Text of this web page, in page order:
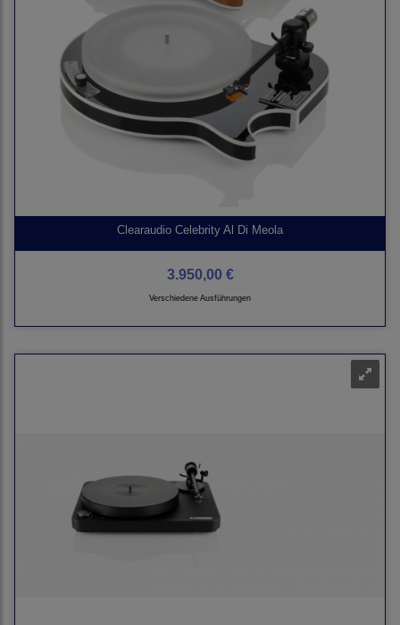
Clearaudio Celebrity Al Di Meola
3.950,00 €
Verschiedene Ausführungen